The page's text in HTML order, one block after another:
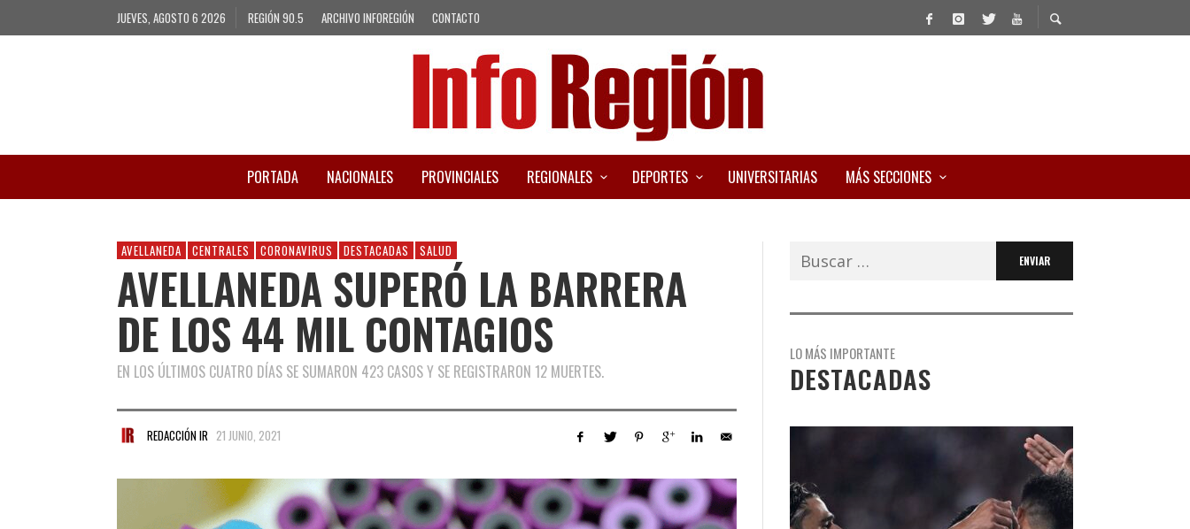
JUEVES, AGOSTO 6 2026 REGIÓN 90.5 ARCHIVO INFOREGIÓN CONTACTO
PORTADA NACIONALES PROVINCIALES REGIONALES DEPORTES UNIVERSITARIAS MÁS SECCIONES
AVELLANEDA CENTRALES CORONAVIRUS DESTACADAS SALUD
AVELLANEDA SUPERÓ LA BARRERA
DE LOS 44 MIL CONTAGIOS
EN LOS ÚLTIMOS CUATRO DÍAS SE SUMARON 423 CASOS Y SE REGISTRARON 12 MUERTES.
REDACCIÓN IR 21 JUNIO, 2021
Buscar:
LO MÁS IMPORTANTE
DESTACADAS